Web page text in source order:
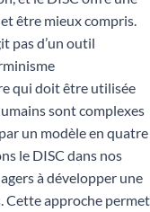
être mieux compris.
pas d’un outil
qui doit être utilisée
sont complexes
un modèle en quatre
le DISC dans nos
à développer une
Cette approche permet